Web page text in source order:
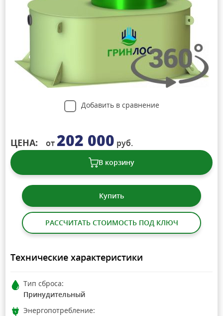
Добавить в сравнение
ЦЕНА: от202 000 руб.
В корзину
Купить
РАССЧИТАТЬ СТОИМОСТЬ ПОД КЛЮЧ
Технические характеристики
Тип сброса:
Принудительный
Энергопотребление: